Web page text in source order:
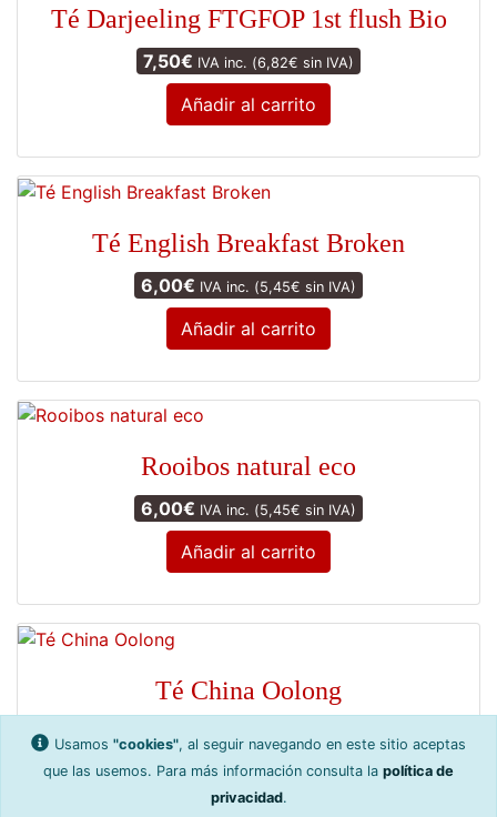
Té Darjeeling FTGFOP 1st flush Bio
7,50€ IVA inc. (6,82€ sin IVA)
Añadir al carrito
Té English Breakfast Broken
6,00€ IVA inc. (5,45€ sin IVA)
Añadir al carrito
Rooibos natural eco
6,00€ IVA inc. (5,45€ sin IVA)
Añadir al carrito
Té China Oolong
6,00 IVA inc. ( sin IVA)
Añadir al carrito
Usamos "cookies", al seguir navegando en este sitio aceptas
que las usemos. Para más información consulta la política de
privacidad.